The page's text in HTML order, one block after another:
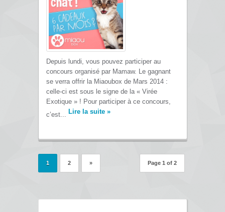
Depuis lundi, vous pouvez participer au
concours organisé par Mamaw. Le gagnant
se verra offrir la Miaoubox de Mars 2014 :
celle-ci est sous le signe de la « Virée
Exotique » ! Pour participer à ce concours,
c’est... Lire la suite »
Page 1 of 2
1 2 »